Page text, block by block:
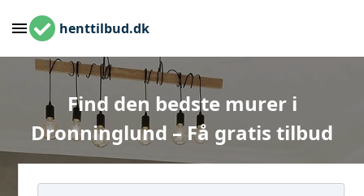
henttilbud.dk
Find den bedste murer i
Dronninglund – Få gratis tilbud